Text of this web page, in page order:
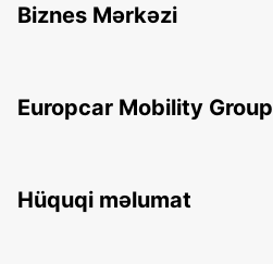
Biznes Mərkəzi
Europcar Mobility Group
Hüquqi məlumat